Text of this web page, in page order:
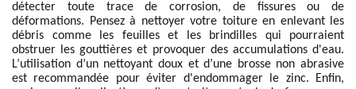
détecter toute trace de corrosion, de fissures ou de
déformations. Pensez à nettoyer votre toiture en enlevant les
débris comme les feuilles et les brindilles qui pourraient
obstruer les gouttières et provoquer des accumulations d'eau.
L’utilisation d’un nettoyant doux et d’une brosse non abrasive
est recommandée pour éviter d'endommager le zinc. Enfin,